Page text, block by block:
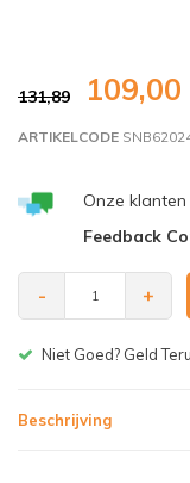
131,89 109,00
ARTIKELCODE
Onze
Feedback
- +
Gratis
Beschrijving